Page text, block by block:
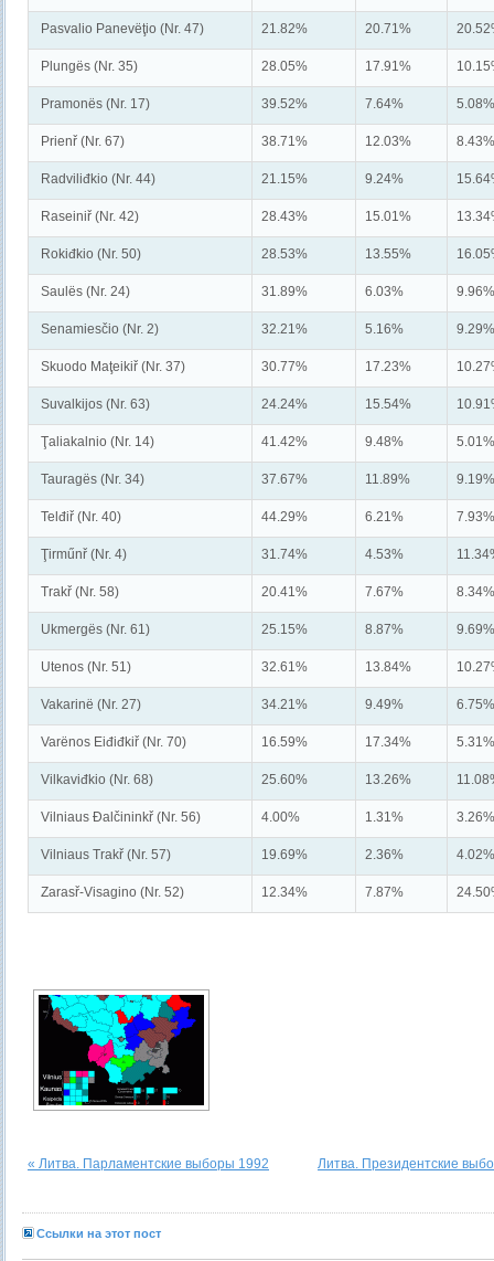
Pasvalio Panevëţio (Nr. 47) 21.82% 20.71%
Plungës (Nr. 35) 28.05% 17.91%
Pramonës (Nr. 17) 39.52% 7.64% 5.08%
Prienř (Nr. 67) 38.71% 12.03% 8.43%
Radviliđkio (Nr. 44) 21.15% 9.24%
Raseiniř (Nr. 42) 28.43% 15.01%
Rokiđkio (Nr. 50) 28.53% 13.55%
Saulës (Nr. 24) 31.89% 6.03% 9.96%
Senamiesčio (Nr. 2) 32.21% 5.16% 9.29%
Skuodo Maţeikiř (Nr. 37) 30.77% 17.23%
Suvalkijos (Nr. 63) 24.24% 15.54%
Ţaliakalnio (Nr. 14) 41.42% 9.48% 5.01%
Tauragës (Nr. 34) 37.67% 11.89% 9.19%
Telđiř (Nr. 40) 44.29% 6.21% 7.93%
Ţirműnř (Nr. 4) 31.74% 4.53%
Trakř (Nr. 58) 20.41% 7.67% 8.34%
Ukmergës (Nr. 61) 25.15% 8.87% 9.69%
Utenos (Nr. 51) 32.61% 13.84%
Vakarinë (Nr. 27) 34.21% 9.49% 6.75%
Varënos Eiđiđkiř (Nr. 70) 16.59% 17.34% 5.31%
Vilkaviđkio (Nr. 68) 25.60% 13.26%
Vilniaus Đalčininkř (Nr. 56) 4.00% 1.31% 3.26%
Vilniaus Trakř (Nr. 57) 19.69% 2.36% 4.02%
Zarasř-Visagino (Nr. 52) 12.34% 7.87%
« Литва. Парламентские выборы 1992 Литва. Президентские
Ссылки на этот пост